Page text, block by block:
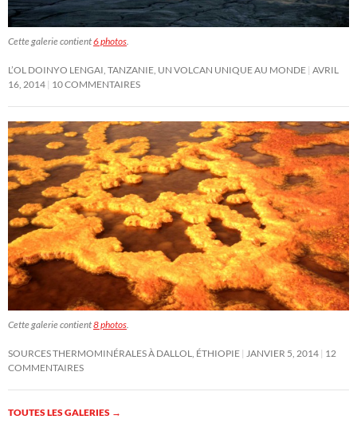
Cette galerie contient6 photos
L’OL DOINYO LENGAI, TANZANIE, UN VOLCAN UNIQUE AU MONDE AVRIL
16, 2014 10 COMMENTAIRES
Cette galerie contient8 photos
SOURCES THERMOMINÉRALES À DALLOL, ÉTHIOPIE JANVIER 5, 2014 12
COMMENTAIRES
TOUTES LES GALERIES →